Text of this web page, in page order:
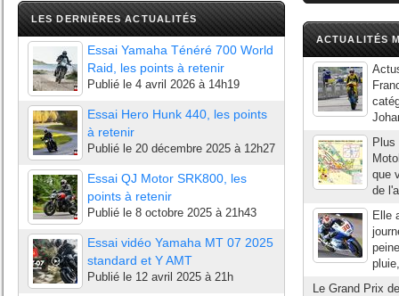
LES DERNIÈRES ACTUALITÉS
Essai Yamaha Ténéré 700 World
Raid, les points à retenir
Publié le 4 avril 2026 à 14h19
Essai Hero Hunk 440, les points
à retenir
Publié le 20 décembre 2025 à 12h27
Essai QJ Motor SRK800, les
points à retenir
Publié le 8 octobre 2025 à 21h43
Essai vidéo Yamaha MT 07 2025
standard et Y AMT
Publié le 12 avril 2025 à 21h
ACTUALITÉS
Plus
que
de
Elle
Le Grand Prix